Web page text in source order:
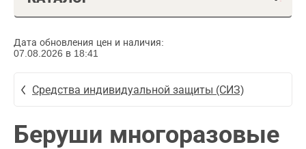
Дата обновления цен и наличия:
07.08.2026 в 18:41
Средства индивидуальной защиты (СИЗ)
Беруши многоразовые